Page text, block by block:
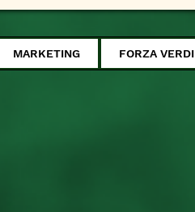
MARKETING FORZA VERDI